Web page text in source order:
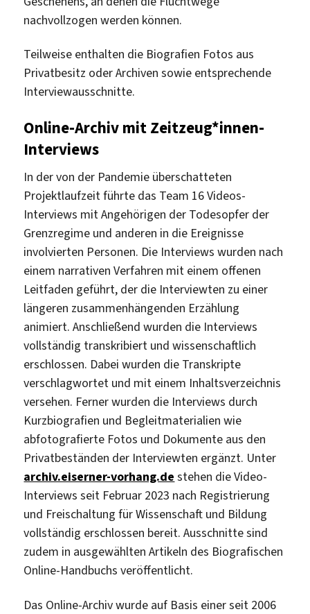
nachvollzogen werden können.
Teilweise enthalten die Biografien Fotos aus
Privatbesitz oder Archiven sowie entsprechende
Interviewausschnitte.
Online-Archiv mit Zeitzeug*innen-
Interviews
In der von der Pandemie überschatteten
Projektlaufzeit führte das Team 16 Videos-
Interviews mit Angehörigen der Todesopfer der
Grenzregime und anderen in die Ereignisse
involvierten Personen. Die Interviews wurden nach
einem narrativen Verfahren mit einem offenen
Leitfaden geführt, der die Interviewten zu einer
längeren zusammenhängenden Erzählung
animiert. Anschließend wurden die Interviews
vollständig transkribiert und wissenschaftlich
erschlossen. Dabei wurden die Transkripte
verschlagwortet und mit einem Inhaltsverzeichnis
versehen. Ferner wurden die Interviews durch
Kurzbiografien und Begleitmaterialien wie
abfotografierte Fotos und Dokumente aus den
Privatbeständen der Interviewten ergänzt. Unter
archiv.eiserner-vorhang.de stehen die Video-
Interviews seit Februar 2023 nach Registrierung
und Freischaltung für Wissenschaft und Bildung
vollständig erschlossen bereit. Ausschnitte sind
zudem in ausgewählten Artikeln des Biografischen
Online-Handbuchs veröffentlicht.
Das Online-Archiv wurde auf Basis einer seit 2006